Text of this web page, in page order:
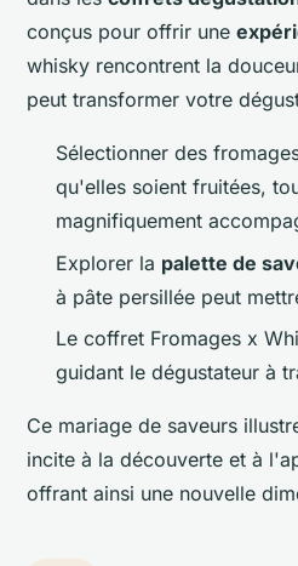
conçus pour offrir une
whisky rencontrent la
peut transformer votre
Sélectionner des
qu'elles soient fruitées,
magnifiquement
Explorer la palette de
à pâte persillée peut
Le coffret Fromages x
guidant le dégustateur à
Ce mariage de saveurs
incite à la découverte et à
offrant ainsi une nouvelle